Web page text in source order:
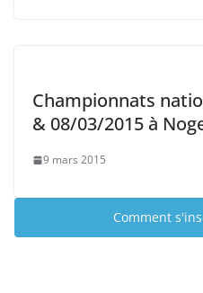
Championnats
& 08/03/2015 à
9 mars 2015
Comment